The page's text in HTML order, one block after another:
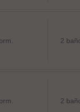
2
2